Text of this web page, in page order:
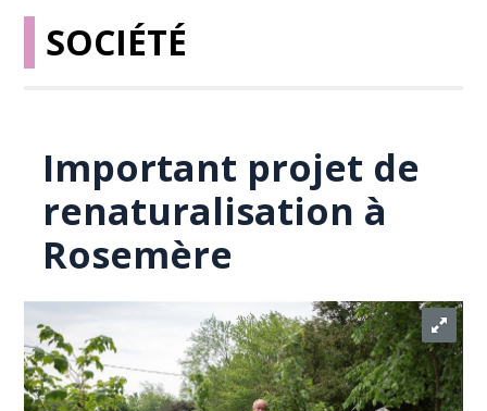
SOCIÉTÉ
Important projet de
renaturalisation à
Rosemère